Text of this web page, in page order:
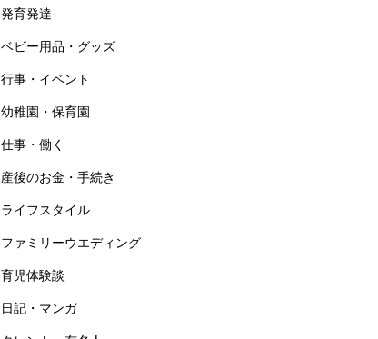
発育発達
ベビー用品・グッズ
行事・イベント
幼稚園・保育園
仕事・働く
産後のお金・手続き
ライフスタイル
ファミリーウエディング
育児体験談
日記・マンガ